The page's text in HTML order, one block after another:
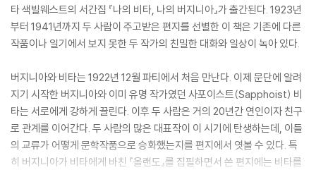
타 색빌웨스트의 서간집 『나의 비타, 나의 버지니아』가 출간된다. 1923년
부터 1941년까지 두 사람이 주고받은 편지를 선별한 이 책은 기존에 다른
작품이나 일기에서 보지 못한 두 작가의 친밀한 대화와 일상이 녹아 있다.
버지니아와 비타는 1922년 12월 파티에서 처음 만난다. 이제 문단에 알려
지기 시작한 버지니아와 이미 유명 작가였던 사포이스트(Sapphoist) 비
타는 서로에게 강하게 끌린다. 이후 두 사람은 거의 20년간 연인이자 친구
로 관계를 이어간다. 두 사람의 많은 대표작이 이 시기에 탄생하는데, 이들
의 교류가 어떻게 문학작품으로 승화했는지를 편지에서 엿볼 수 있다. 특
히 버지니아가 비타에게 바친 『올랜도』를 집필하면서 쓴 편지에는 비타를